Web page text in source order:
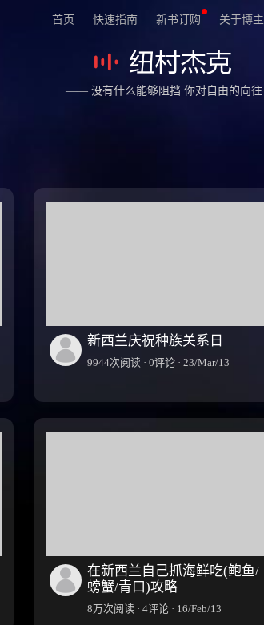
首页 快速指南 新书订购 关于博主
—— 没有什么能够阻挡 你对自由的向往
新西兰庆祝种族关系日
9944次阅读 · 0评论 · 23/Mar/13
在新西兰自己抓海鲜吃(鲍鱼/
螃蟹/青口)攻略
8万次阅读 · 4评论 · 16/Feb/13